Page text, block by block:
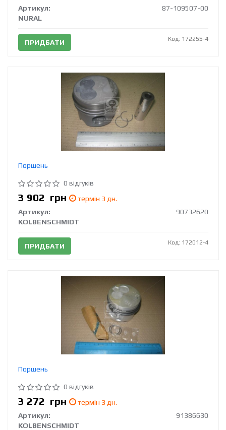
Артикул:
87-109507-00
NURAL
ПРИДБАТИ Код: 172255-4
Поршень
0 відгуків
3 902 грн
термін 3 дн.
Артикул:
90732620
KOLBENSCHMIDT
ПРИДБАТИ Код: 172012-4
Поршень
0 відгуків
3 272 грн
термін 3 дн.
Артикул:
91386630
KOLBENSCHMIDT